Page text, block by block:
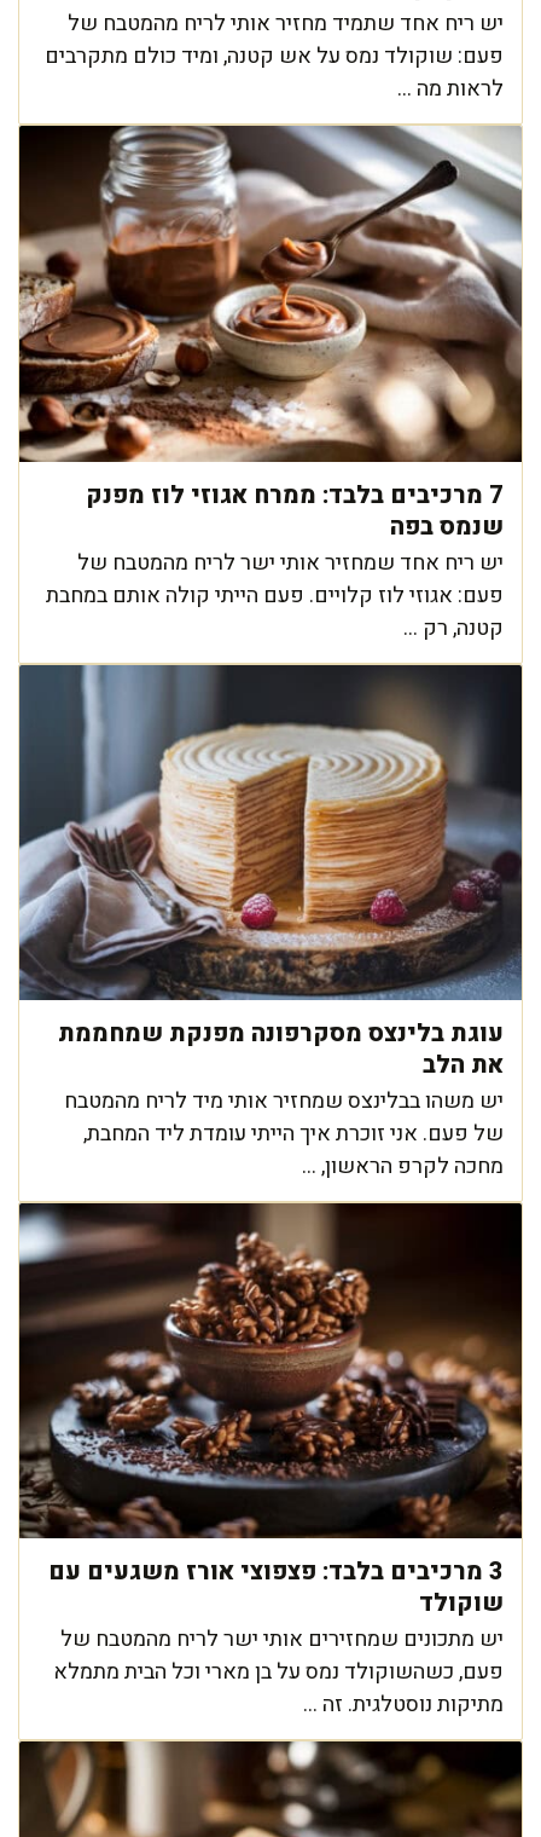
יש ריח אחד שתמיד מחזיר אותי לריח מהמטבח של
פעם: שוקולד נמס על אש קטנה, ומיד כולם מתקרבים
לראות מה ...
7 מרכיבים בלבד: ממרח אגוזי לוז מפנק
שנמס בפה
יש ריח אחד שמחזיר אותי ישר לריח מהמטבח של
פעם: אגוזי לוז קלויים. פעם הייתי קולה אותם במחבת
קטנה, רק ...
עוגת בלינצס מסקרפונה מפנקת שמחממת
את הלב
יש משהו בבלינצס שמחזיר אותי מיד לריח מהמטבח
של פעם. אני זוכרת איך הייתי עומדת ליד המחבת,
מחכה לקרפ הראשון, ...
3 מרכיבים בלבד: פצפוצי אורז משגעים עם
שוקולד
יש מתכונים שמחזירים אותי ישר לריח מהמטבח של
פעם, כשהשוקולד נמס על בן מארי וכל הבית מתמלא
מתיקות נוסטלגית. זה ...